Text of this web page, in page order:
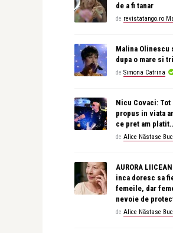
de a fi tanar
de revistatango.ro
Malina Olinescu
dupa o mare si
de Simona Catrina
Nicu Covaci: Tot
propus in viata
ce pret am
de Alice Năstase
AURORA
inca doresc sa
femeile, dar
nevoie de
de Alice Năstase